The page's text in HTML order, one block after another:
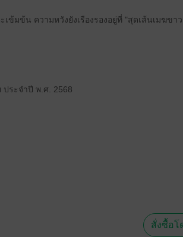
มข้น ความหวังยังเรืองรองอยู่ที่ "สุดเส้นเมฆขา
ระจำปี พ.ศ. 2568
สั่งซื้อโ